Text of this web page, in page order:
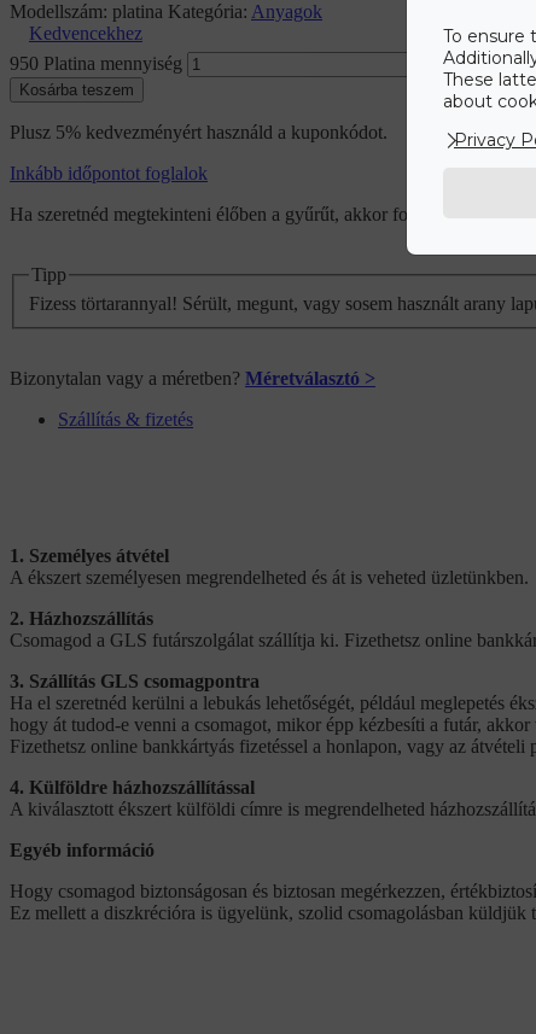
Modellszám: platina Kategória: Anyagok
Kedvencekhez
950 Platina mennyiség
Kosárba teszem
Plusz 5% kedvezményért használd a kuponkódot.
Inkább időpontot foglalok
Ha szeretnéd megtekinteni élőben a gyűrűt, akkor foglalj időpontot
Tipp
Fizess törtarannyal! Sérült, megunt, vagy sosem használt arany
Bizonytalan vagy a méretben? Méretválasztó >
Szállítás & fizetés
1. Személyes átvétel
A ékszert személyesen megrendelheted és át is veheted üzletünkben.
2. Házhozszállítás
Csomagod a GLS futárszolgálat szállítja ki. Fizethetsz online
3. Szállítás GLS csomagpontra
Ha el szeretnéd kerülni a lebukás lehetőségét, például meglepetés
hogy át tudod-e venni a csomagot, mikor épp kézbesíti a futár, akkor
Fizethetsz online bankkártyás fizetéssel a honlapon, vagy az átvételi
4. Külföldre házhozszállítással
A kiválasztott ékszert külföldi címre is megrendelheted
Egyéb információ
Hogy csomagod biztonságosan és biztosan megérkezzen,
Ez mellett a diszkrécióra is ügyelünk, szolid csomagolásban küldjük
To ensure
These
about
Privacy